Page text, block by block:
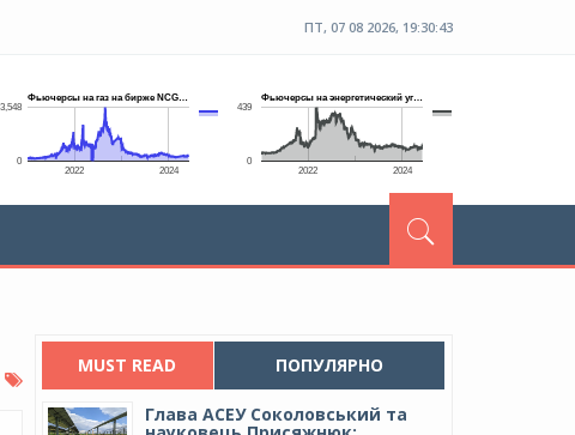
ПТ, 07 08 2026, 19:30:43
MUST READ ПОПУЛЯРНО
Глава АСЕУ Соколовський та